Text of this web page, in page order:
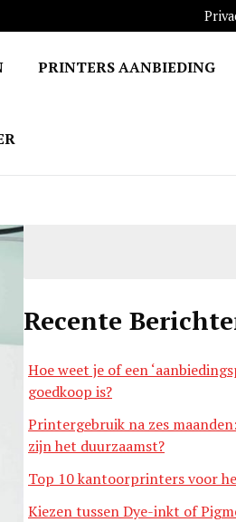
PRINTERS AANBIEDING
Recente
Hoe weet je of een
goedkoop is?
Printergebruik na zes
zijn het duurzaamst?
Top 10 kantoorprinters voor
Kiezen tussen Dye-inkt of